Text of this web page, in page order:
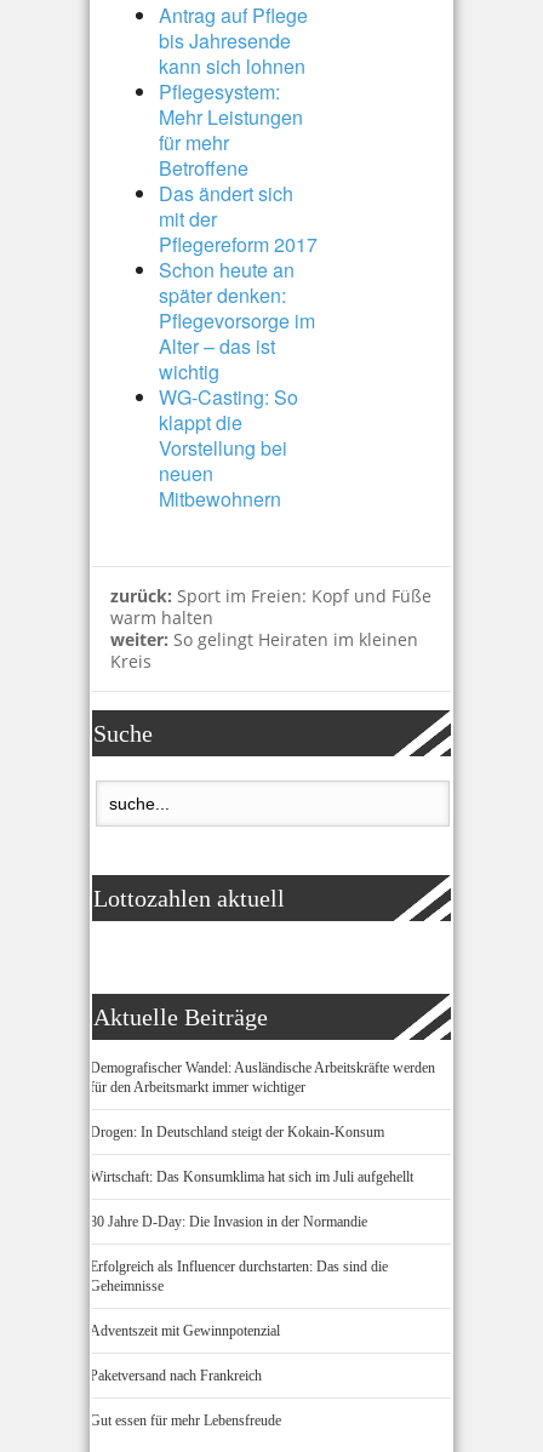
Antrag auf Pflege
bis Jahresende
kann sich lohnen
Pflegesystem:
Mehr Leistungen
für mehr
Betroffene
Das ändert sich
mit der
Pflegereform 2017
Schon heute an
später denken:
Pflegevorsorge im
Alter – das ist
wichtig
WG-Casting: So
klappt die
Vorstellung bei
neuen
Mitbewohnern
zurück: Sport im Freien: Kopf und Füße
warm halten
weiter: So gelingt Heiraten im kleinen
Kreis
Suche
Lottozahlen aktuell
Aktuelle Beiträge
Demografischer Wandel: Ausländische Arbeitskräfte werden
für den Arbeitsmarkt immer wichtiger
Drogen: In Deutschland steigt der Kokain-Konsum
Wirtschaft: Das Konsumklima hat sich im Juli aufgehellt
80 Jahre D-Day: Die Invasion in der Normandie
Erfolgreich als Influencer durchstarten: Das sind die
Geheimnisse
Adventszeit mit Gewinnpotenzial
Paketversand nach Frankreich
Gut essen für mehr Lebensfreude